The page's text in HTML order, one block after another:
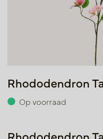
Rhododendron
Op voorraad